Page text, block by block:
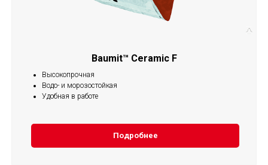
Baumit™ Ceramic F
Высокопрочная
Водо- и морозостойкая
Удобная в работе
Подробнее